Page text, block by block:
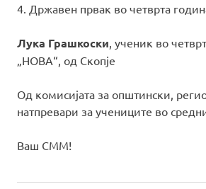
4. Државен првак во четврта
Лука Грашкоски , ученик во
„НОВА“, од Скопје
Од комисијата за општински,
натпревари за учениците во
Ваш СММ!